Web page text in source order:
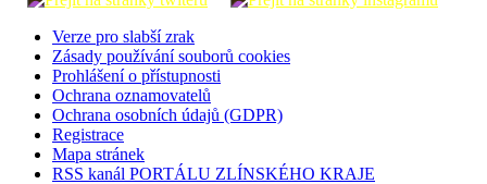
Verze pro slabší zrak
Zásady používání souborů cookies
Prohlášení o přístupnosti
Ochrana oznamovatelů
Ochrana osobních údajů (GDPR)
Registrace
Mapa stránek
RSS kanál PORTÁLU ZLÍNSKÉHO KRAJE